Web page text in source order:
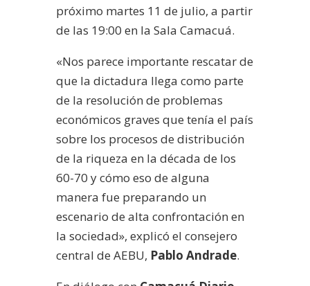
próximo martes 11 de julio, a partir
de las 19:00 en la Sala Camacuá.
«Nos parece importante rescatar de
que la dictadura llega como parte
de la resolución de problemas
económicos graves que tenía el país
sobre los procesos de distribución
de la riqueza en la década de los
60-70 y cómo eso de alguna
manera fue preparando un
escenario de alta confrontación en
la sociedad», explicó el consejero
central de AEBU, Pablo Andrade.